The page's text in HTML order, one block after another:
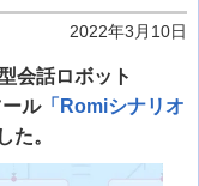
2022年3月10日
会話ロボット
ル「Romiシナリオ
た。